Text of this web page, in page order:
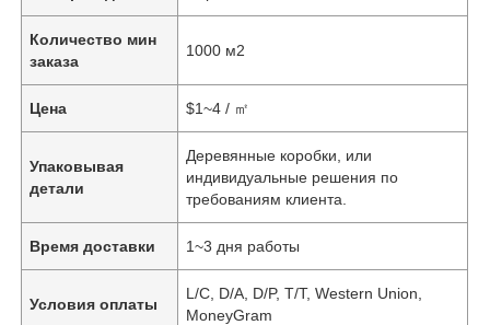
Количество мин
заказа
1000 м2
Цена $1~4 / ㎡
Упаковывая
детали
Деревянные коробки, или
индивидуальные решения по
требованиям клиента.
Время доставки 1~3 дня работы
Условия оплаты
L/C, D/A, D/P, T/T, Western Union,
MoneyGram